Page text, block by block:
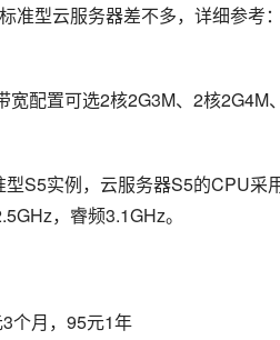
准型云服务器差不多，详细参考
配置可选2核2G3M、2核2G4M
S5实例，云服务器S5的CPU采
，睿频3.1GHz。
个月，95元1年